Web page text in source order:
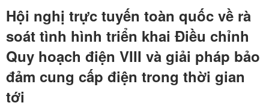
Hội nghị trực tuyến toàn quốc về rà
soát tình hình triển khai Điều chỉnh
Quy hoạch điện VIII và giải pháp bảo
đảm cung cấp điện trong thời gian
tới